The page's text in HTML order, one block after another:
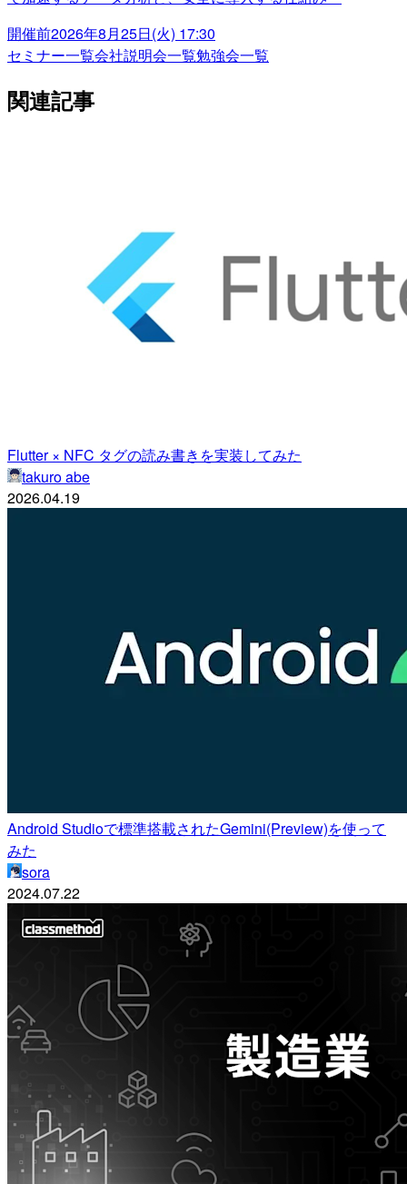
開催前2026年8月25日(火) 17:30
セミナー一覧会社説明会一覧勉強会一覧
関連記事
Flutter × NFC タグの読み書きを実装してみた
takuro abe
2026.04.19
Android Studioで標準搭載されたGemini(Preview)を使って
みた
sora
2024.07.22